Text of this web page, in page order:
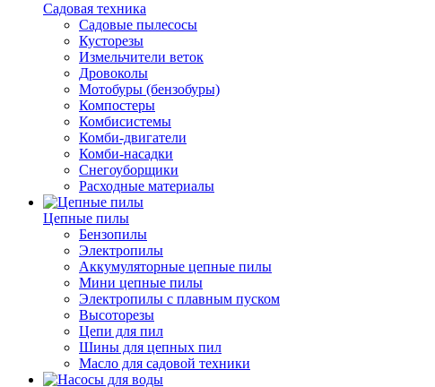
Садовая техника
Садовые пылесосы
Кусторезы
Измельчители веток
Дровоколы
Мотобуры (бензобуры)
Компостеры
Комбисистемы
Комби-двигатели
Комби-насадки
Снегоуборщики
Расходные материалы
Цепные пилы
Бензопилы
Электропилы
Аккумуляторные цепные пилы
Мини цепные пилы
Электропилы с плавным пуском
Высоторезы
Цепи для пил
Шины для цепных пил
Масло для садовой техники